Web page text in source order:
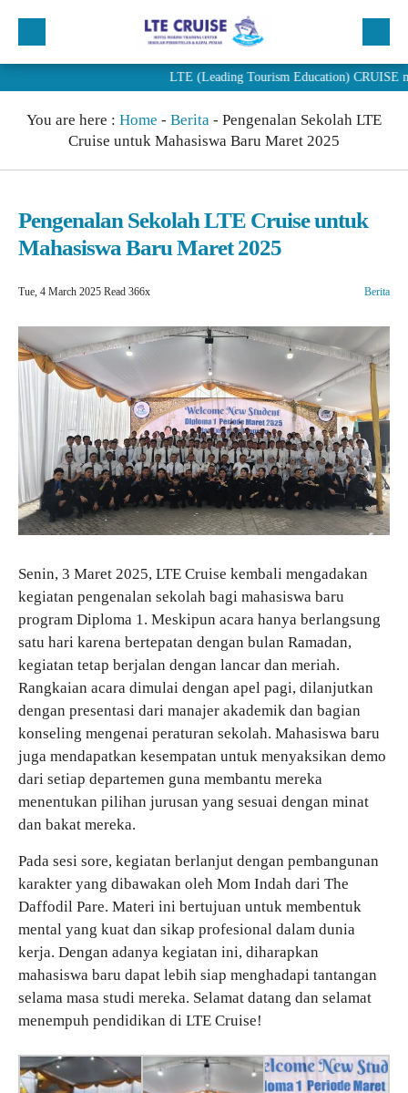
Profil
PENDAFTARAN
Alumni LTE Cruise
LTE (Leading Tourism Education) CRUISE
You are here : Home - Berita - Pengenalan Sekolah LTE
Cruise untuk Mahasiswa Baru Maret 2025
Pengenalan Sekolah LTE Cruise untuk
Mahasiswa Baru Maret 2025
Tue, 4 March 2025 Read 366x Berita
Senin, 3 Maret 2025, LTE Cruise kembali mengadakan
kegiatan pengenalan sekolah bagi mahasiswa baru
program Diploma 1. Meskipun acara hanya berlangsung
satu hari karena bertepatan dengan bulan Ramadan,
kegiatan tetap berjalan dengan lancar dan meriah.
Rangkaian acara dimulai dengan apel pagi, dilanjutkan
dengan presentasi dari manajer akademik dan bagian
konseling mengenai peraturan sekolah. Mahasiswa baru
juga mendapatkan kesempatan untuk menyaksikan demo
dari setiap departemen guna membantu mereka
menentukan pilihan jurusan yang sesuai dengan minat
dan bakat mereka.
Pada sesi sore, kegiatan berlanjut dengan pembangunan
karakter yang dibawakan oleh Mom Indah dari The
Daffodil Pare. Materi ini bertujuan untuk membentuk
mental yang kuat dan sikap profesional dalam dunia
kerja. Dengan adanya kegiatan ini, diharapkan
mahasiswa baru dapat lebih siap menghadapi tantangan
selama masa studi mereka. Selamat datang dan selamat
menempuh pendidikan di LTE Cruise!